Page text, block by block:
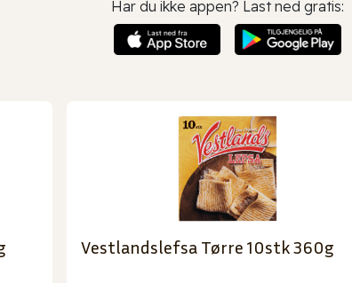
Har du ikke appen? Last ned gratis:
Vestlandslefsa Tørre 10stk 360g